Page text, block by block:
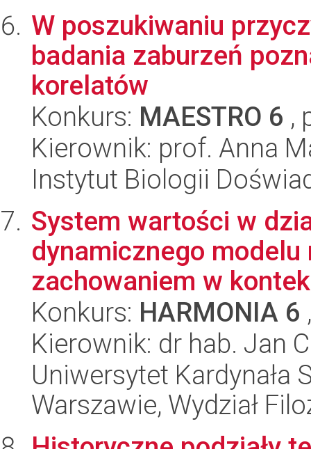
W poszukiwaniu
badania zaburzeń
korelatów
Konkurs: MAESTRO 6 ,
Kierownik: prof. Anna
Instytut Biologii
System wartości w
dynamicznego
zachowaniem w
Konkurs: HARMONIA 6
Kierownik: dr hab. Jan
Uniwersytet Kardynała
Warszawie, Wydział